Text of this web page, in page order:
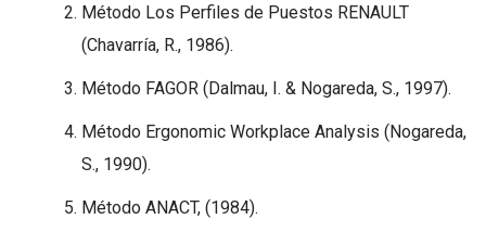
Método Los Perfiles de Puestos RENAULT
(Chavarría, R., 1986).
Método FAGOR (Dalmau, I. & Nogareda, S., 1997).
Método Ergonomic Workplace Analysis (Nogareda,
S., 1990).
Método ANACT, (1984).